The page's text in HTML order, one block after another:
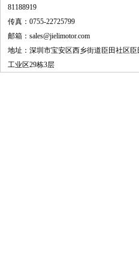
81188919
传真：0755-22725799
邮箱：sales@jielimotor.com
地址：深圳市宝安区西乡街道臣田社区臣
工业区29栋3层